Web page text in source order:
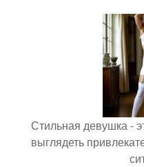
Стильная девушка -
выглядеть